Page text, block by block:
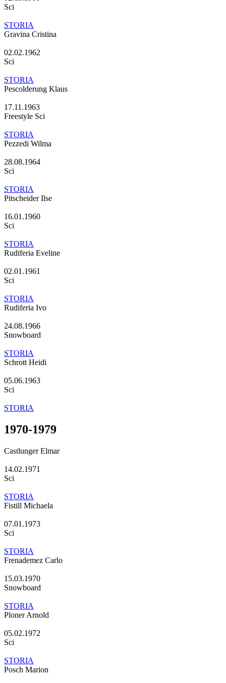
Sci
STORIA
Gravina Cristina
02.02.1962
Sci
STORIA
Pescolderung Klaus
17.11.1963
Freestyle Sci
STORIA
Pezzedi Wilma
28.08.1964
Sci
STORIA
Pitscheider Ilse
16.01.1960
Sci
STORIA
Rudiferia Eveline
02.01.1961
Sci
STORIA
Rudiferia Ivo
24.08.1966
Snowboard
STORIA
Schrott Heidi
05.06.1963
Sci
STORIA
1970-1979
Castlunger Elmar
14.02.1971
Sci
STORIA
Fistill Michaela
07.01.1973
Sci
STORIA
Frenademez Carlo
15.03.1970
Snowboard
STORIA
Ploner Arnold
05.02.1972
Sci
STORIA
Posch Marion